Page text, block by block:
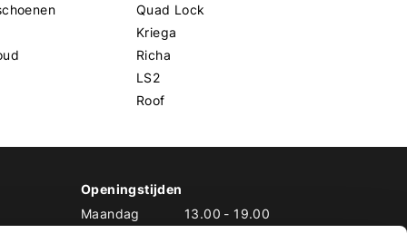
Quad Lock
Kriega
Richa
LS2
Roof
Openingstijden
Maandag
13.00 - 19.00